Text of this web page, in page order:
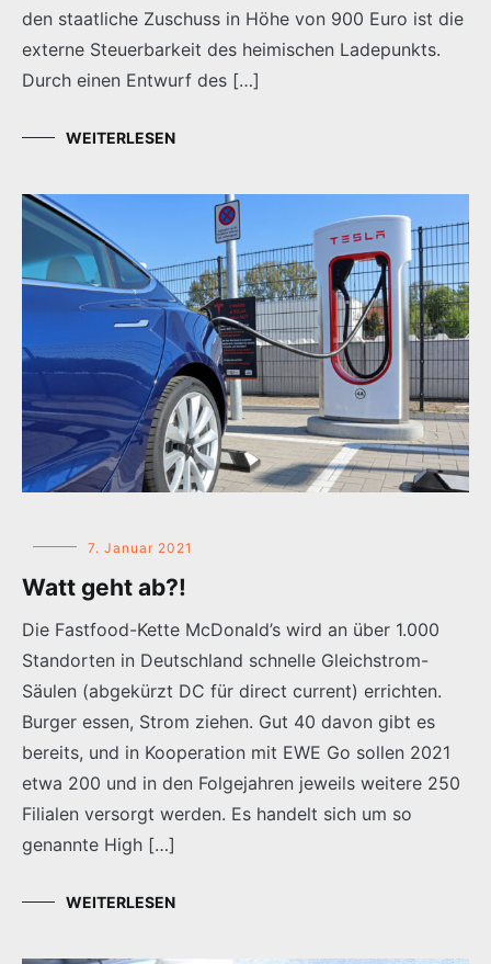
den staatliche Zuschuss in Höhe von 900 Euro ist die
externe Steuerbarkeit des heimischen Ladepunkts.
Durch einen Entwurf des […]
WEITERLESEN
7. Januar 2021
Watt geht ab?!
Die Fastfood-Kette McDonald’s wird an über 1.000
Standorten in Deutschland schnelle Gleichstrom-
Säulen (abgekürzt DC für direct current) errichten.
Burger essen, Strom ziehen. Gut 40 davon gibt es
bereits, und in Kooperation mit EWE Go sollen 2021
etwa 200 und in den Folgejahren jeweils weitere 250
Filialen versorgt werden. Es handelt sich um so
genannte High […]
WEITERLESEN